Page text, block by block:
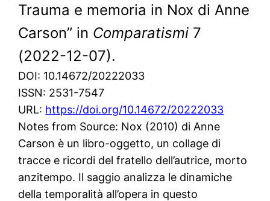
Trauma e memoria in Nox di Anne
Carson” in Comparatismi 7
(2022-12-07).
DOI: 10.14672/20222033
ISSN: 2531-7547
URL: https://doi.org/10.14672/20222033
Notes from Source: Nox (2010) di Anne
Carson è un libro-oggetto, un collage di
tracce e ricordi del fratello dell’autrice, morto
anzitempo. Il saggio analizza le dinamiche
della temporalità all’opera in questo